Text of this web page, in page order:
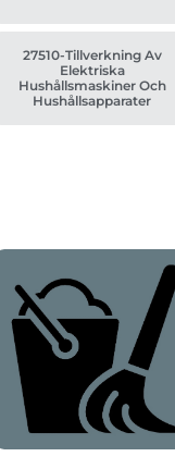
27510-Tillverkning Av
Elektriska
Hushållsmaskiner Och
Hushållsapparater